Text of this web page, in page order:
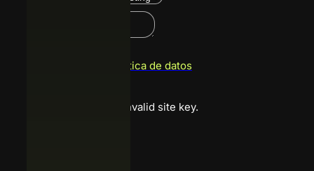
política de datos
Google reCaptcha: Invalid site key.